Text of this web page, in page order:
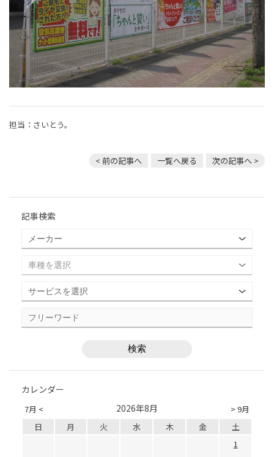
担当：さいとう。
< 前の記事へ 一覧へ戻る 次の記事へ >
記事検索
カレンダー
7月 < > 9月
2026年8月
日 月 火 水 木 金
土
1